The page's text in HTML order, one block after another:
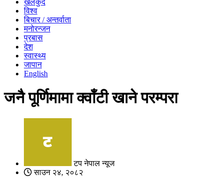
खेलकुद
विश्व
बिचार / अन्तर्वाता
मनोरन्जन
प्रबास
देश
स्वास्थ्य
जापान
English
जनै पूर्णिमामा क्वाँटी खाने परम्परा
टप नेपाल न्यूज
साउन २४, २०८२